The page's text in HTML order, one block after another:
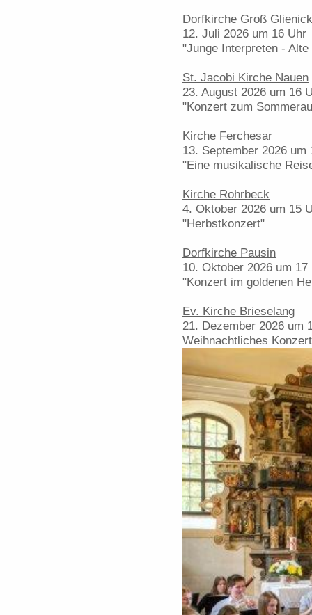
Dorfkirche Groß
12. Juli 2026 um 16 Uhr
"Junge Interpreten -
St. Jacobi Kirche Nauen
23. August 2026 um 16
"Konzert zum
Kirche Ferchesar
13. September 2026 um
"Eine musikalische
Kirche Rohrbeck
4. Oktober 2026 um 15
"Herbstkonzert"
Dorfkirche Pausin
10. Oktober 2026 um 17
"Konzert im goldenen
Ev. Kirche Brieselang
21. Dezember 2026 um
Weihnachtliches